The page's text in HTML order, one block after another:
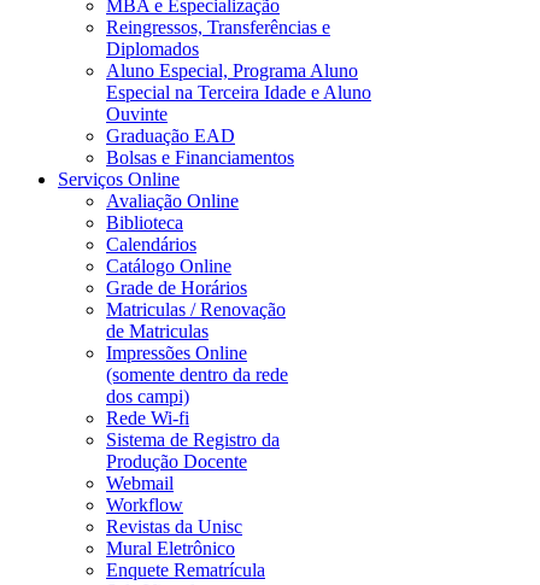
MBA e Especialização
Reingressos, Transferências e
Diplomados
Aluno Especial, Programa Aluno
Especial na Terceira Idade e Aluno
Ouvinte
Graduação EAD
Bolsas e Financiamentos
Serviços Online
Avaliação Online
Biblioteca
Calendários
Catálogo Online
Grade de Horários
Matriculas / Renovação
de Matriculas
Impressões Online
(somente dentro da rede
dos campi)
Rede Wi-fi
Sistema de Registro da
Produção Docente
Webmail
Workflow
Revistas da Unisc
Mural Eletrônico
Enquete Rematrícula